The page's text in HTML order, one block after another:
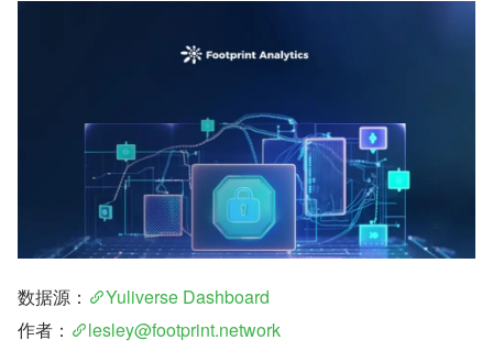
数据源：
Yuliverse Dashboard
作者：
lesley@footprint.network